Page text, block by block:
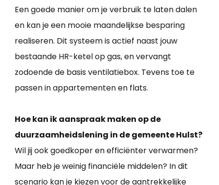
Een goede manier om je verbruik te laten dalen
en kan je een mooie maandelijkse besparing
realiseren. Dit systeem is actief naast jouw
bestaande HR-ketel op gas, en vervangt
zodoende de basis ventilatiebox. Tevens toe te
passen in appartementen en flats.
Hoe kan ik aanspraak maken op de
duurzaamheidslening in de gemeente Hulst?
Wil jij ook goedkoper en efficiënter verwarmen?
Maar heb je weinig financiële middelen? In dit
scenario kan je kiezen voor de aantrekkelijke